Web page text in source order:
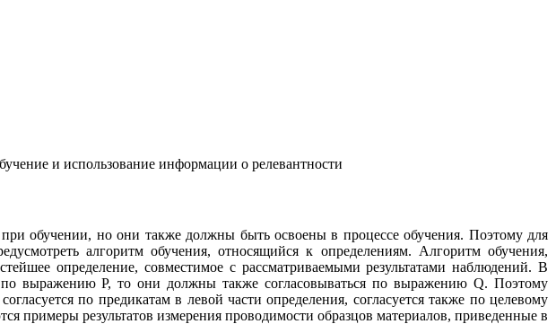
и использование информации о релевантности
обучении, но они также должны быть освоены в процессе обучения. Поэтому для
алгоритм обучения, относящийся к определениям. Алгоритм обучения,
определение, совместимое с рассматриваемыми результатами наблюдений. В
выражению Р, то они должны также согласовываться по выражению Q. Поэтому
по предикатам в левой части определения, согласуется также по целевому
примеры результатов измерения проводимости образцов материалов, приведенные в